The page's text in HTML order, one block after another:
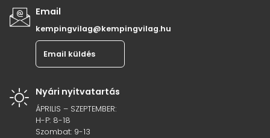
Email
kempingvilag@kempingvilag.hu
Email küldés
Nyári nyitvatartás
ÁPRILIS – SZEPTEMBER:
H-P: 8-18
Szombat: 9-13